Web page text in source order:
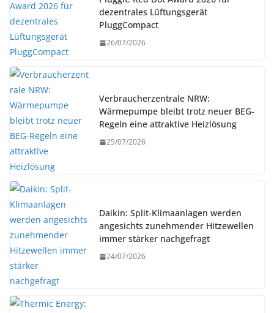
dezentrales Lüftungsgerät
PluggCompact
26/07/2026
Verbraucherzentrale NRW:
Wärmepumpe bleibt trotz neuer BEG-
Regeln eine attraktive Heizlösung
25/07/2026
Daikin: Split-Klimaanlagen werden
angesichts zunehmender Hitzewellen
immer stärker nachgefragt
24/07/2026